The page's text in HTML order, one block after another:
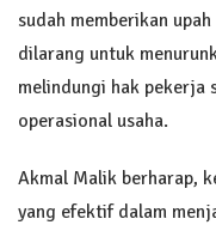
sudah memberikan
dilarang untuk
melindungi hak pekerja
operasional usaha.
Akmal Malik berharap,
yang efektif dalam